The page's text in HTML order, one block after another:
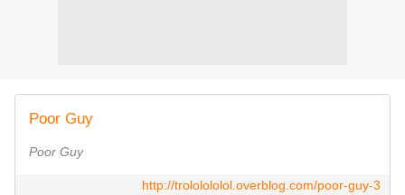
Poor Guy
Poor Guy
http://trololololol.overblog.com/poor-guy-3